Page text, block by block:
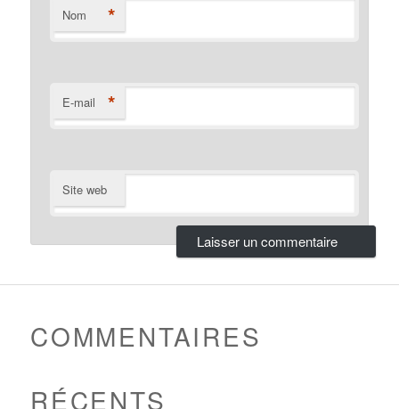
Nom *
E-mail *
Site web
COMMENTAIRES
RÉCENTS